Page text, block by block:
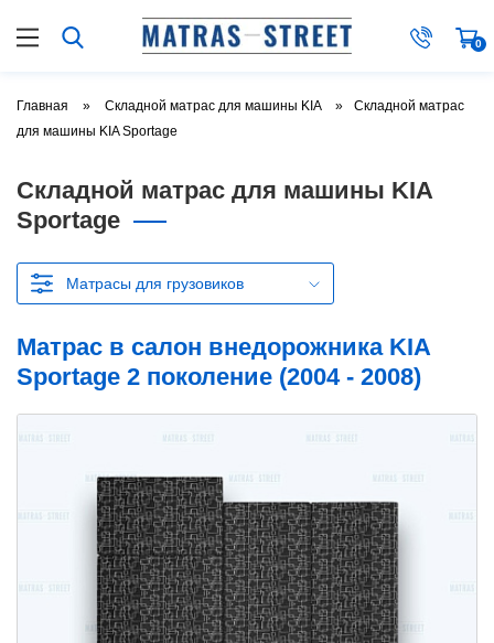
0
Главная Складной матрас для машины KIA
Складной матрас
для машины KIA Sportage
Складной матрас для машины KIA
Sportage
Матрасы для грузовиков
Матрас в салон внедорожника KIA
Sportage 2 поколение (2004 - 2008)